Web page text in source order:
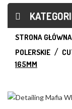
STRONA GŁÓWNA
POLERSKIE
165MM